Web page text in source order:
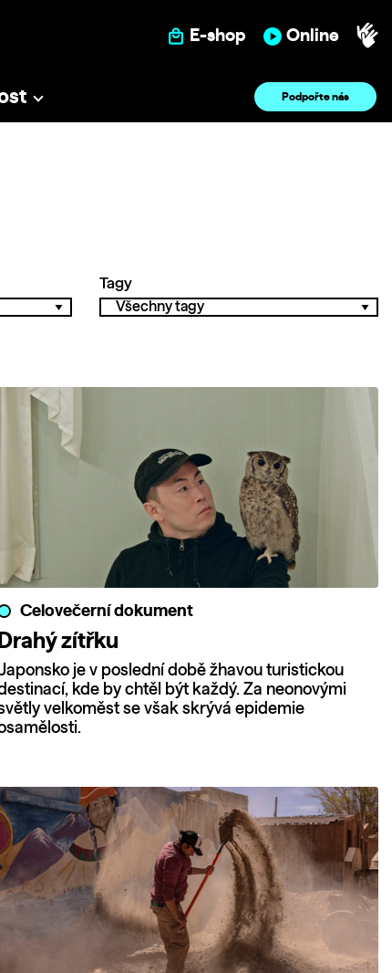
E-shop Online
Podpořte nás
Tagy
Celovečerní dokument
Drahý zítřku
je v poslední době žhavou turistickou
kde by chtěl být každý. Za neonovými
velkoměst se však skrývá epidemie